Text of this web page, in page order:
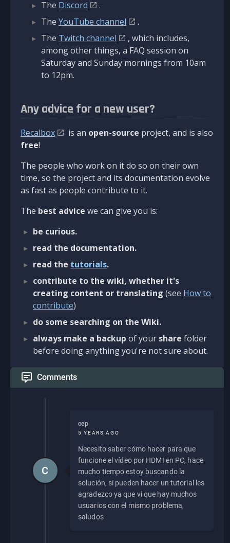
The Discord
.
The YouTube channel
.
The Twitch channel
, which includes,
among other things, a FAQ session on
Saturday and Sunday mornings from 10am
to 12pm.
Any advice for a new user?
Recalbox is an open-source project, and is also
free!
The people who work on it do so on their own
time, so the project and its documentation evolve
as fast as people contribute to it.
The best advice we can give you is:
be curious.
read the documentation.
read the tutorials.
contribute to the wiki, whether it's
creating content or translating (see How to
contribute)
do some searching on the Wiki.
always make a backup of your share folder
before doing anything you're not sure about.
Comments
cep
5 YEARS AGO
Necesito saber cómo hacer para que
funcione el vídeo por HDMI en PC, hace
mucho tiempo estoy buscando la
solución, si pueden hacer un tutorial les
agradezco ya que vi que hay muchos
usuarios con el mismo problema,
saludos
C